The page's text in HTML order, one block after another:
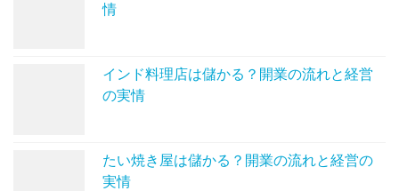
情
インド料理店は儲かる？開業の流れと経営
の実情
たい焼き屋は儲かる？開業の流れと経営の
実情